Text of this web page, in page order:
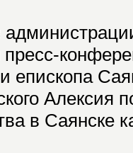
епископа
Алексия
в Саянске